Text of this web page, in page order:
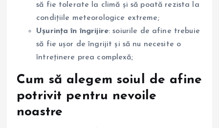
să fie tolerate la climă și să poată rezista la
condițiile meteorologice extreme;
Ușurința în îngrijire: soiurile de afine trebuie
să fie ușor de îngrijit și să nu necesite o
întreținere prea complexă;
Cum să alegem soiul de afine
potrivit pentru nevoile
noastre